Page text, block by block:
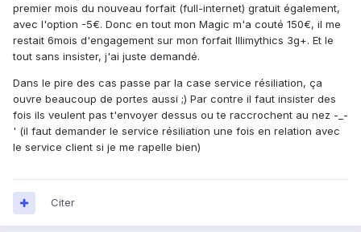
premier mois du nouveau forfait (full-internet) gratuit également,
avec l'option -5€. Donc en tout mon Magic m'a couté 150€, il me
restait 6mois d'engagement sur mon forfait Illimythics 3g+. Et le
tout sans insister, j'ai juste demandé.
Dans le pire des cas passe par la case service résiliation, ça
ouvre beaucoup de portes aussi ;) Par contre il faut insister des
fois ils veulent pas t'envoyer dessus ou te raccrochent au nez -_-
' (il faut demander le service résiliation une fois en relation avec
le service client si je me rapelle bien)
Citer